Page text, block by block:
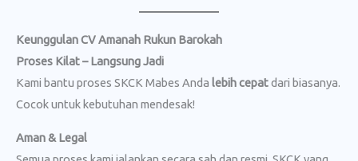
Keunggulan CV Amanah Rukun Barokah
Proses Kilat – Langsung Jadi
Kami bantu proses SKCK Mabes Anda lebih cepatdari biasanya.
Cocok untuk kebutuhan mendesak!
Aman & Legal